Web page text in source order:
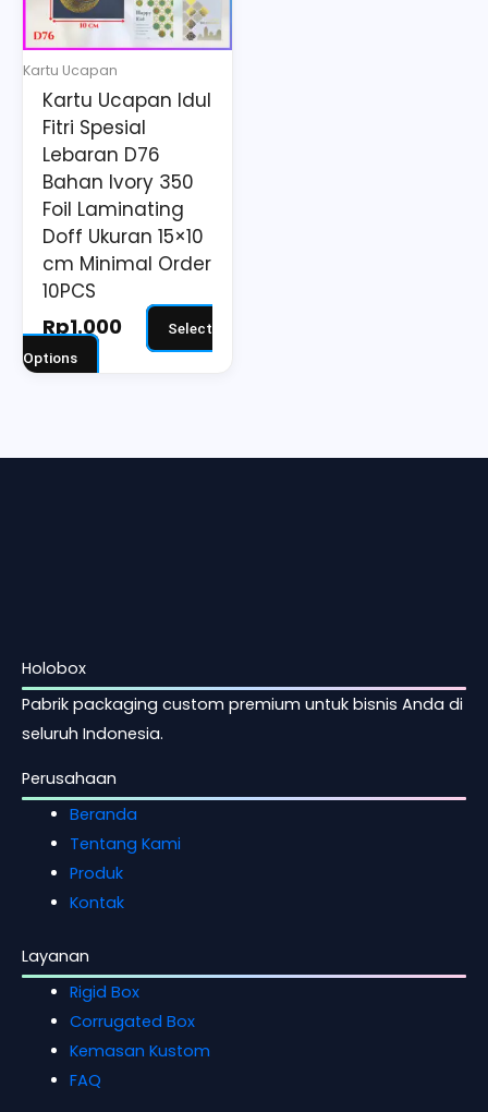
Kartu Ucapan
Kartu Ucapan Idul
Fitri Spesial
Lebaran D76
Bahan Ivory 350
Foil Laminating
Doff Ukuran 15×10
cm Minimal Order
10PCS
Rp1.000
Select
Options
options
be
chosen
on
the
product
page
Holobox
Pabrik packaging custom premium untuk bisnis Anda di
seluruh Indonesia.
Perusahaan
Beranda
Tentang Kami
Produk
Kontak
Layanan
Rigid Box
Corrugated Box
Kemasan Kustom
FAQ